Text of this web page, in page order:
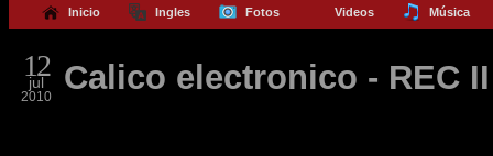
Inicio Ingles Fotos Videos Música
12
jul
2010 Calico electronico - REC II